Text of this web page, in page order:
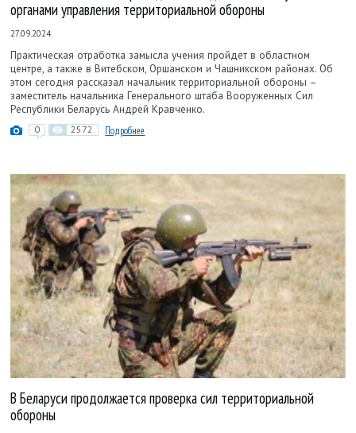
органами управления территориальной обороны
27.09.2024
Практическая отработка замысла учения пройдет в областном
центре, а также в Витебском, Оршанском и Чашникском районах. Об
этом сегодня рассказал начальник территориальной обороны –
заместитель начальника Генерального штаба Вооруженных Сил
Республики Беларусь Андрей Кравченко.
0 2572 Подробнее
В Беларуси продолжается проверка сил территориальной
обороны